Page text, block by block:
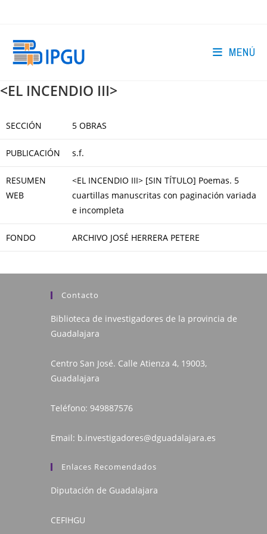
MENÚ
<EL INCENDIO III>
SECCIÓN 5 OBRAS
PUBLICACIÓN s.f.
RESUMEN
WEB
<EL INCENDIO III> [SIN TÍTULO] Poemas. 5
cuartillas manuscritas con paginación variada
e incompleta
FONDO ARCHIVO JOSÉ HERRERA PETERE
Contacto
Biblioteca de investigadores de la provincia de
Guadalajara
Centro San José. Calle Atienza 4, 19003,
Guadalajara
Teléfono: 949887576
Email: b.investigadores@dguadalajara.es
Enlaces Recomendados
Diputación de Guadalajara
CEFIHGU